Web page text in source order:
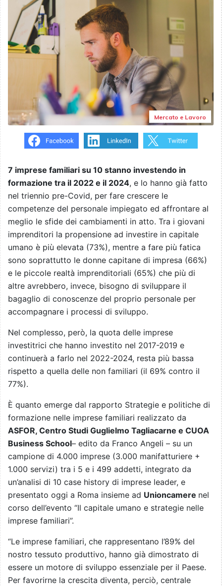
Mercato e Lavoro
7 imprese familiari su 10 stanno investendo in
formazione tra il 2022 e il 2024, e lo hanno già fatto
nel triennio pre-Covid, per fare crescere le
competenze del personale impiegato ed affrontare al
meglio le sfide dei cambiamenti in atto. Tra i giovani
imprenditori la propensione ad investire in capitale
umano è più elevata (73%), mentre a fare più fatica
sono soprattutto le donne capitane di impresa (66%)
e le piccole realtà imprenditoriali (65%) che più di
altre avrebbero, invece, bisogno di sviluppare il
bagaglio di conoscenze del proprio personale per
accompagnare i processi di sviluppo.
Nel complesso, però, la quota delle imprese
investitrici che hanno investito nel 2017-2019 e
continuerà a farlo nel 2022-2024, resta più bassa
rispetto a quella delle non familiari (il 69% contro il
77%).
È quanto emerge dal rapporto Strategie e politiche di
formazione nelle imprese familiari realizzato da
ASFOR, Centro Studi Guglielmo Tagliacarne e CUOA
Business School– edito da Franco Angeli – su un
campione di 4.000 imprese (3.000 manifatturiere +
1.000 servizi) tra i 5 e i 499 addetti, integrato da
un’analisi di 10 case history di imprese leader, e
presentato oggi a Roma insieme ad Unioncamere nel
corso dell’evento “Il capitale umano e strategie nelle
imprese familiari”.
“Le imprese familiari, che rappresentano l’89% del
nostro tessuto produttivo, hanno già dimostrato di
essere un motore di sviluppo essenziale per il Paese.
Per favorirne la crescita diventa, perciò, centrale